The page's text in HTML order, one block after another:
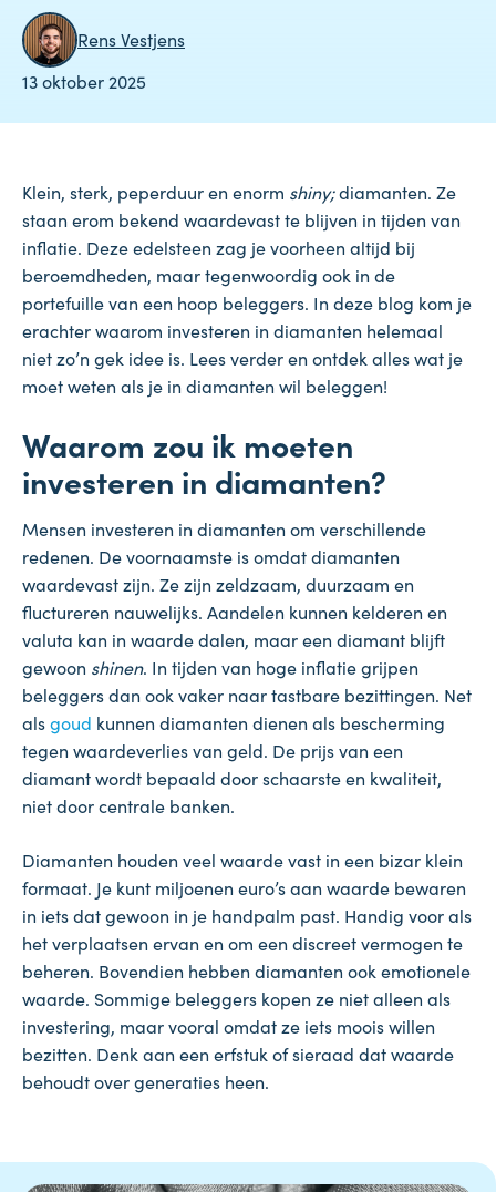
Rens Vestjens
13 oktober 2025
Klein, sterk, peperduur en enorm shiny;diamanten. Ze
staan erom bekend waardevast te blijven in tijden van
inflatie. Deze edelsteen zag je voorheen altijd bij
beroemdheden, maar tegenwoordig ook in de
portefuille van een hoop beleggers. In deze blog kom je
erachter waarom investeren in diamanten helemaal
niet zo’n gek idee is. Lees verder en ontdek alles wat je
moet weten als je in diamanten wil beleggen!
Waarom zou ik moeten
investeren in diamanten?
Mensen investeren in diamanten om verschillende
redenen. De voornaamste is omdat diamanten
waardevast zijn. Ze zijn zeldzaam, duurzaam en
fluctureren nauwelijks. Aandelen kunnen kelderen en
valuta kan in waarde dalen, maar een diamant blijft
gewoon shinen. In tijden van hoge inflatie grijpen
beleggers dan ook vaker naar tastbare bezittingen. Net
alsgoud kunnen diamanten dienen als bescherming
tegen waardeverlies van geld. De prijs van een
diamant wordt bepaald door schaarste en kwaliteit,
niet door centrale banken.
Diamanten houden veel waarde vast in een bizar klein
formaat. Je kunt miljoenen euro’s aan waarde bewaren
in iets dat gewoon in je handpalm past. Handig voor als
het verplaatsen ervan en om een discreet vermogen te
beheren. Bovendien hebben diamanten ook emotionele
waarde. Sommige beleggers kopen ze niet alleen als
investering, maar vooral omdat ze iets moois willen
bezitten. Denk aan een erfstuk of sieraad dat waarde
behoudt over generaties heen.